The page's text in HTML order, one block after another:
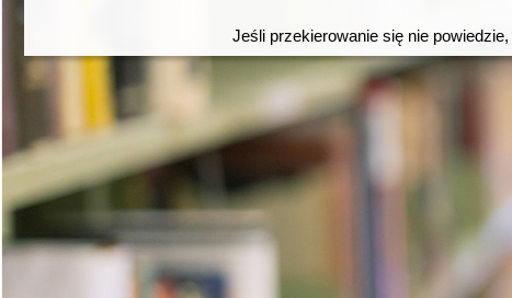
Jeśli przekierowanie się nie